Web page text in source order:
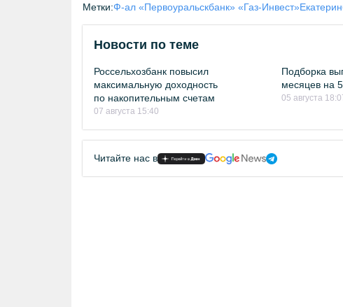
Метки:Ф-ал «Первоуральскбанк» «Газ-Инвест»
Новости по теме
Россельхозбанк повысил
максимальную доходность
по накопительным счетам
07 августа 15:40
Подборка
месяцев на
05 августа
Читайте нас в